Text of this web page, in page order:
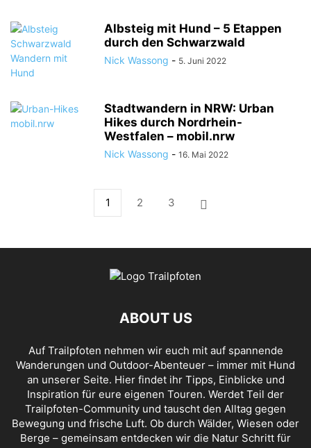
Albsteig mit Hund – 5 Etappen
durch den Schwarzwald
Nick Wassong - 5. Juni 2022
Stadtwandern in NRW: Urban
Hikes durch Nordrhein-
Westfalen – mobil.nrw
Nick Wassong - 16. Mai 2022
1 2 3
ABOUT US
Auf Trailpfoten nehmen wir euch mit auf spannende
Wanderungen und Outdoor-Abenteuer – immer mit Hund
an unserer Seite. Hier findet ihr Tipps, Einblicke und
Inspiration für eure eigenen Touren. Werdet Teil der
Trailpfoten-Community und tauscht den Alltag gegen
Bewegung und frische Luft. Ob durch Wälder, Wiesen oder
Berge – gemeinsam entdecken wir die Natur Schritt für